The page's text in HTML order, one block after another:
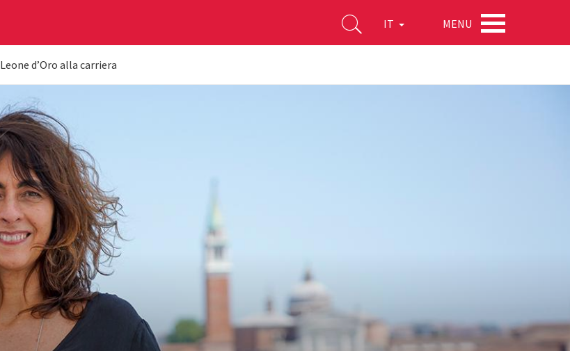
IT MENU
Leone d’Oro alla carriera